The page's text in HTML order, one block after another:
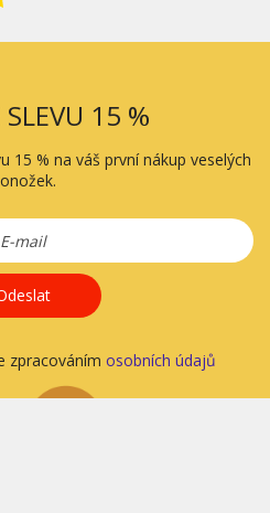
SLEVU 15 %
15 % na váš první nákup veselých
zpracováním osobních údajů